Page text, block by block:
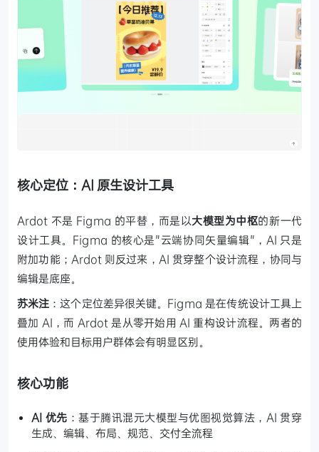
核心定位：AI 原生设计工具
Ardot 不是 Figma 的平替，而是以大模型为中枢的新一代
设计工具。Figma 的核心是"云端协同矢量编辑"，AI 只是
附加功能；Ardot 则反过来，AI 贯穿整个设计流程，协同与
编辑是底座。
苏米注 ：这个定位差异很关键。Figma 是在传统设计工具上
叠加 AI，而 Ardot 是从零开始用 AI 重构设计流程。两者的
使用体验和目标用户群体会有明显区别。
核心功能
AI 优先 ：基于腾讯混元大模型与优图视觉算法，AI 贯穿
生成、编辑、布局、规范、交付全流程